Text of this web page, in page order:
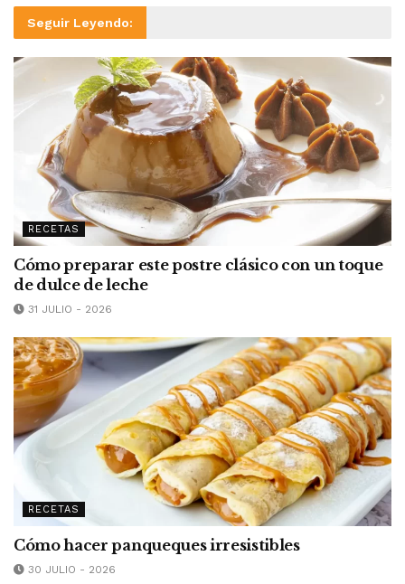
Seguir Leyendo:
RECETAS
Cómo preparar este postre clásico con un toque
de dulce de leche
31 JULIO - 2026
RECETAS
Cómo hacer panqueques irresistibles
30 JULIO - 2026